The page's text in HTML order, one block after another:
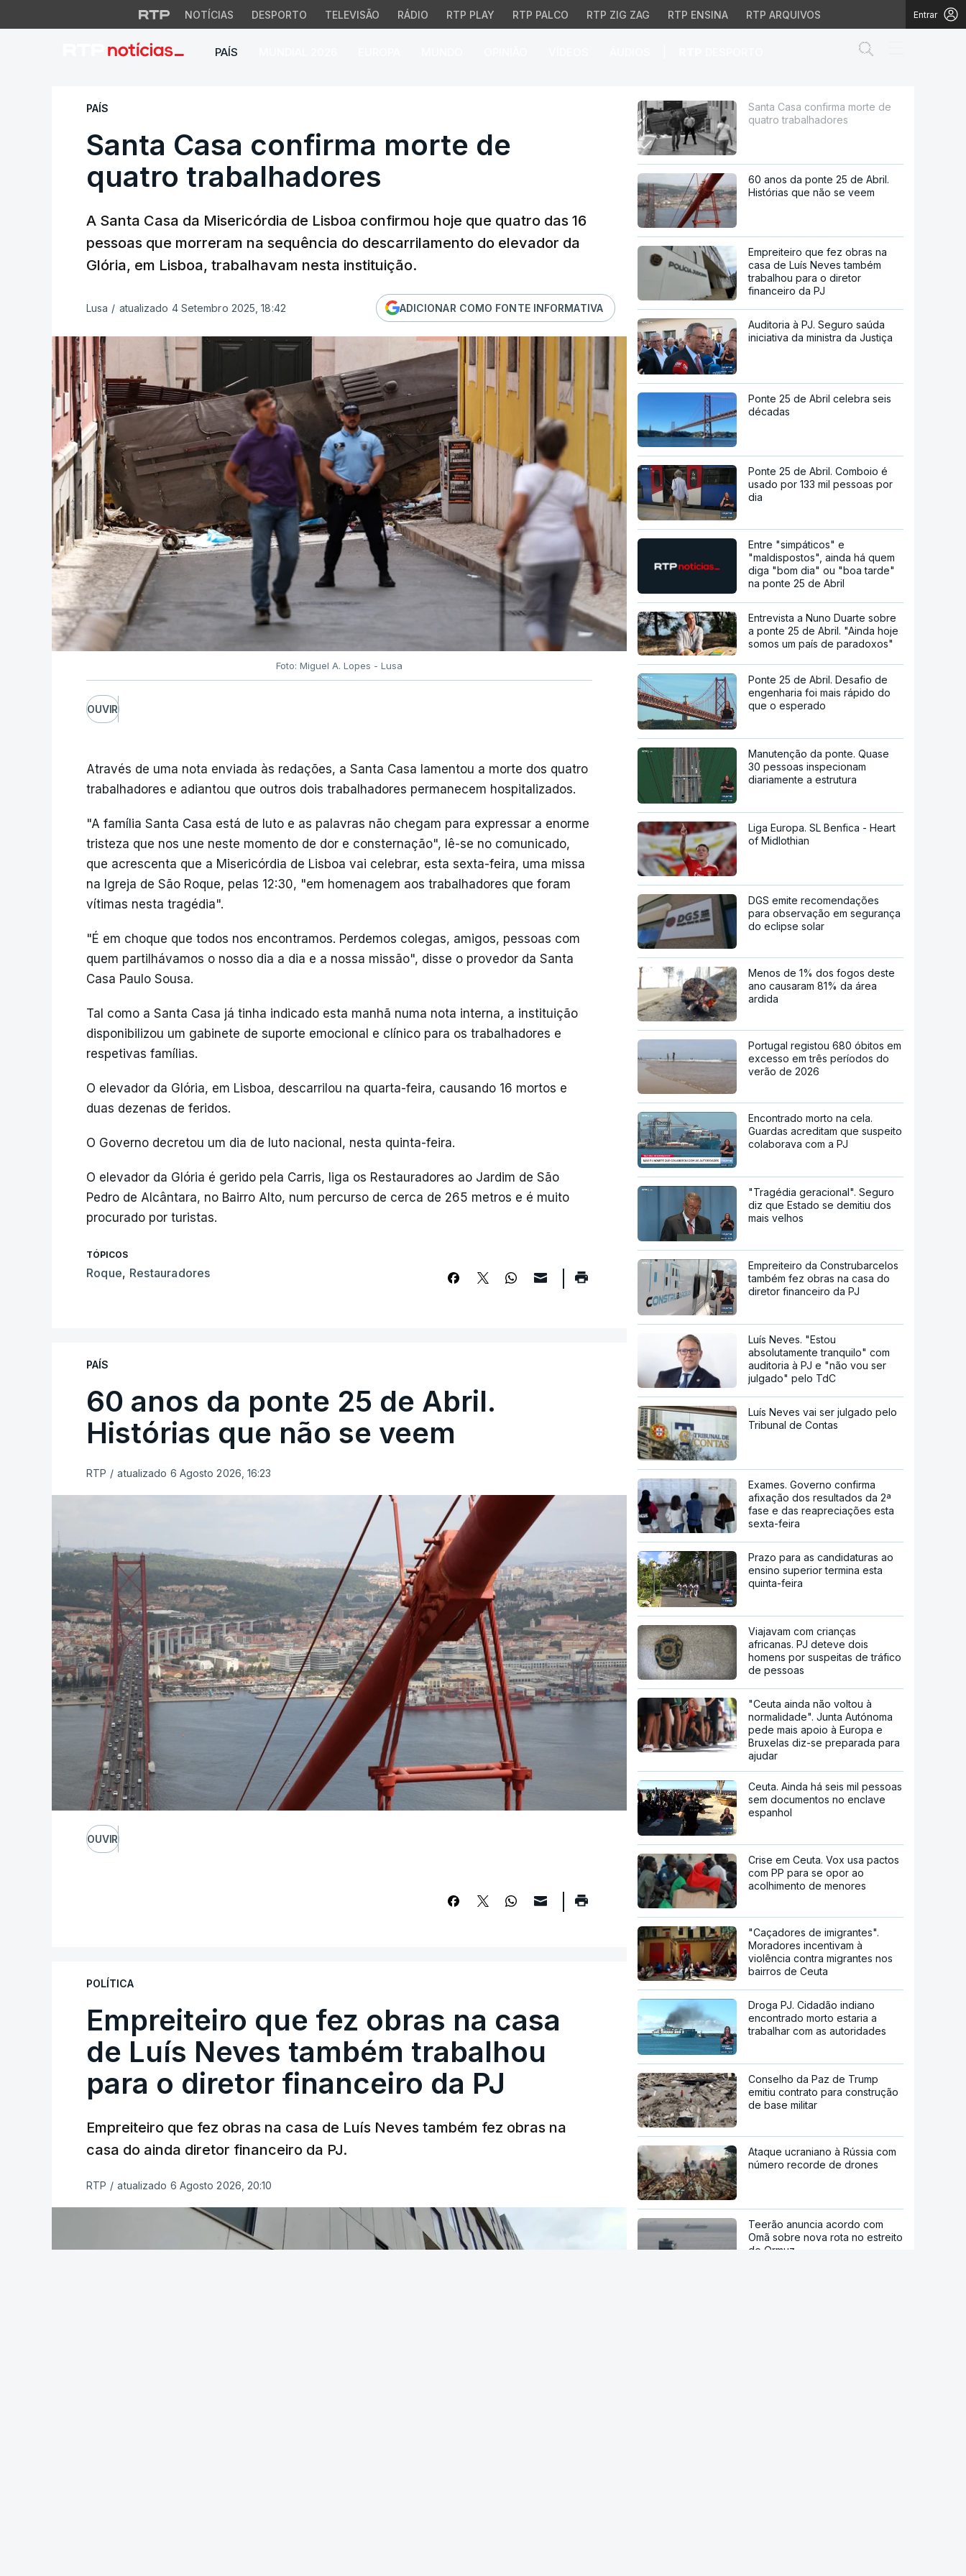
NOTÍCIAS DESPORTO TELEVISÃO RÁDIO RTP PLAY RTP PALCO RTP ZIG ZAG RTP ENSINA RTP ARQUIVOS Entrar
PAÍS
Santa Casa confirma morte de quatro trabalhadores
PAÍS
Santa Casa confirma morte de
quatro trabalhadores
A Santa Casa da Misericórdia de Lisboa confirmou hoje que quatro das 16
pessoas que morreram na sequência do descarrilamento do elevador da
Glória, em Lisboa, trabalhavam nesta instituição.
Lusa / atualizado 4 Setembro 2025, 18:42 ADICIONAR COMO FONTE INFORMATIVA
Foto: Miguel A. Lopes - Lusa
OUVIR
Através de uma nota enviada às redações, a Santa Casa lamentou a morte dos quatro
trabalhadores e adiantou que outros dois trabalhadores permanecem hospitalizados.
"A família Santa Casa está de luto e as palavras não chegam para expressar a enorme
tristeza que nos une neste momento de dor e consternação", lê-se no comunicado,
que acrescenta que a Misericórdia de Lisboa vai celebrar, esta sexta-feira, uma missa
na Igreja de São Roque, pelas 12:30, "em homenagem aos trabalhadores que foram
vítimas nesta tragédia".
"É em choque que todos nos encontramos. Perdemos colegas, amigos, pessoas com
quem partilhávamos o nosso dia a dia e a nossa missão", disse o provedor da Santa
Casa Paulo Sousa.
Tal como a Santa Casa já tinha indicado esta manhã numa nota interna, a instituição
disponibilizou um gabinete de suporte emocional e clínico para os trabalhadores e
respetivas famílias.
O elevador da Glória, em Lisboa, descarrilou na quarta-feira, causando 16 mortos e
duas dezenas de feridos.
O Governo decretou um dia de luto nacional, nesta quinta-feira.
O elevador da Glória é gerido pela Carris, liga os Restauradores ao Jardim de São
Pedro de Alcântara, no Bairro Alto, num percurso de cerca de 265 metros e é muito
procurado por turistas.
TÓPICOS
Roque, Restauradores
PAÍS
60 anos da ponte 25 de Abril.
Histórias que não se veem
RTP / atualizado 6 Agosto 2026, 16:23
OUVIR
POLÍTICA
Empreiteiro que fez obras na casa
de Luís Neves também trabalhou
para o diretor financeiro da PJ
Empreiteiro que fez obras na casa de Luís Neves também fez obras na
casa do ainda diretor financeiro da PJ.
RTP / atualizado 6 Agosto 2026, 20:10
Santa Casa confirma morte de
quatro trabalhadores
60 anos da ponte 25 de Abril.
Histórias que não se veem
Empreiteiro que fez obras na
casa de Luís Neves também
trabalhou para o diretor
financeiro da PJ
Auditoria à PJ. Seguro saúda
iniciativa da ministra da Justiça
Ponte 25 de Abril celebra seis
décadas
Ponte 25 de Abril. Comboio é
usado por 133 mil pessoas por
dia
Entre "simpáticos" e
"maldispostos", ainda há quem
diga "bom dia" ou "boa tarde"
na ponte 25 de Abril
Entrevista a Nuno Duarte sobre
a ponte 25 de Abril. "Ainda hoje
somos um país de paradoxos"
Ponte 25 de Abril. Desafio de
engenharia foi mais rápido do
que o esperado
Manutenção da ponte. Quase
30 pessoas inspecionam
diariamente a estrutura
Liga Europa. SL Benfica - Heart
of Midlothian
DGS emite recomendações
para observação em segurança
do eclipse solar
Menos de 1% dos fogos deste
ano causaram 81% da área
ardida
Portugal registou 680 óbitos em
excesso em três períodos do
verão de 2026
Encontrado morto na cela.
Guardas acreditam que suspeito
colaborava com a PJ
"Tragédia geracional". Seguro
diz que Estado se demitiu dos
mais velhos
Empreiteiro da Construbarcelos
também fez obras na casa do
diretor financeiro da PJ
Luís Neves. "Estou
absolutamente tranquilo" com
auditoria à PJ e "não vou ser
julgado" pelo TdC
Luís Neves vai ser julgado pelo
Tribunal de Contas
Exames. Governo confirma
afixação dos resultados da 2ª
fase e das reapreciações esta
sexta-feira
Prazo para as candidaturas ao
ensino superior termina esta
quinta-feira
Viajavam com crianças
africanas. PJ deteve dois
homens por suspeitas de tráfico
de pessoas
"Ceuta ainda não voltou à
normalidade". Junta Autónoma
pede mais apoio à Europa e
Bruxelas diz-se preparada para
ajudar
Ceuta. Ainda há seis mil pessoas
sem documentos no enclave
espanhol
Crise em Ceuta. Vox usa pactos
com PP para se opor ao
acolhimento de menores
"Caçadores de imigrantes".
Moradores incentivam à
violência contra migrantes nos
bairros de Ceuta
Droga PJ. Cidadão indiano
encontrado morto estaria a
trabalhar com as autoridades
Conselho da Paz de Trump
emitiu contrato para construção
de base militar
Ataque ucraniano à Rússia com
número recorde de drones
Teerão anuncia acordo com
Omã sobre nova rota no estreito
de Ormuz